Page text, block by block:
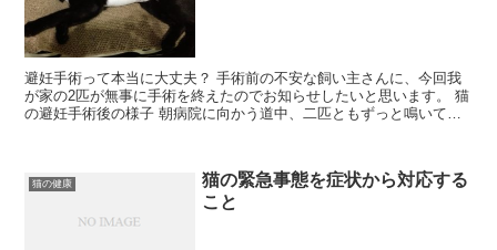
避妊手術って本当に大丈夫？ 手術前の不安な飼い主さんに、今回我
が家の2匹が無事に手術を終えたのでお知らせしたいと思います。 猫
の避妊手術後の様子 朝病院に向かう道中、二匹ともずっと鳴いてい
猫の健康
猫の緊急事態を症状から対応する
こと